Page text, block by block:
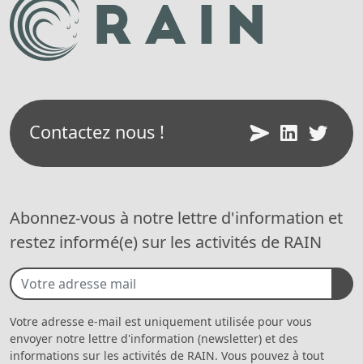
Contactez nous !
Abonnez-vous à notre lettre d'information et
restez informé(e) sur les activités de RAIN
Votre adresse e-mail est uniquement utilisée pour vous
envoyer notre lettre d'information (newsletter) et des
informations sur les activités de RAIN. Vous pouvez à tout